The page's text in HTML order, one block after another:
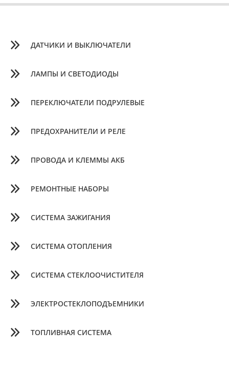
ДАТЧИКИ И ВЫКЛЮЧАТЕЛИ
ЛАМПЫ И СВЕТОДИОДЫ
ПЕРЕКЛЮЧАТЕЛИ ПОДРУЛЕВЫЕ
ПРЕДОХРАНИТЕЛИ И РЕЛЕ
ПРОВОДА И КЛЕММЫ АКБ
РЕМОНТНЫЕ НАБОРЫ
СИСТЕМА ЗАЖИГАНИЯ
СИСТЕМА ОТОПЛЕНИЯ
СИСТЕМА СТЕКЛООЧИСТИТЕЛЯ
ЭЛЕКТРОСТЕКЛОПОДЪЕМНИКИ
ТОПЛИВНАЯ СИСТЕМА